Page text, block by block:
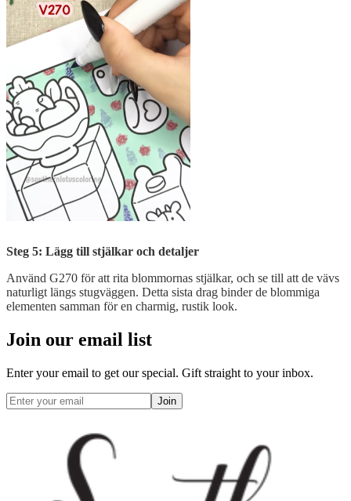
Steg 5: Lägg till stjälkar och detaljer
Använd G270 för att rita blommornas stjälkar, och se till att de vävs
naturligt längs stugväggen. Detta sista drag binder de blommiga
elementen samman för en charmig, rustik look.
Join our email list
Enter your email to get our special. Gift straight to your inbox.
Join